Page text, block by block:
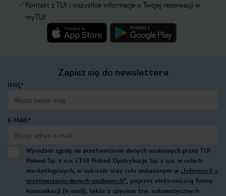
Kontakt z TUI i wszystkie informacje o Twojej rezerwacji w
myTUI
Zapisz się do newslettera
IMIĘ*
E-MAIL*
Wyrażam zgodę na przetwarzanie danych osobowych przez TUI
Poland Sp. z o.o. i TUI Poland Dystrybucja Sp. z o.o. w celach
marketingowych, w zakresie oraz celu wskazanym w „Informacji o
przetwarzaniu danych osobowych”, poprzez elektroniczną formę
komunikacji (e-mail), także z użyciem tzw. automatycznych